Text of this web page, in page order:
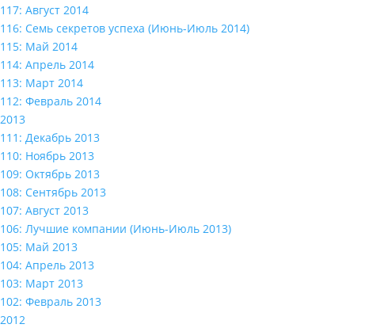
117: Август 2014
116: Семь секретов успеха (Июнь-Июль 2014)
115: Май 2014
114: Апрель 2014
113: Март 2014
112: Февраль 2014
2013
111: Декабрь 2013
110: Ноябрь 2013
109: Октябрь 2013
108: Сентябрь 2013
107: Август 2013
106: Лучшие компании (Июнь-Июль 2013)
105: Май 2013
104: Апрель 2013
103: Март 2013
102: Февраль 2013
2012